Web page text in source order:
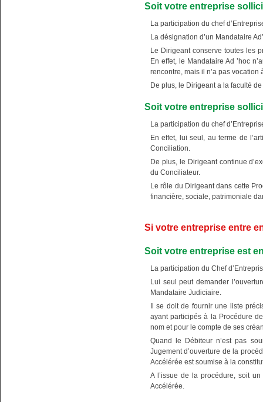
Soit votre entreprise
La participation du chef
La désignation d’un Mandataire
Le Dirigeant conserve toutes les
En effet, le Mandataire Ad ’hoc
rencontre, mais il n’a pas
De plus, le Dirigeant a la faculté
Soit votre entreprise
La participation du chef
En effet, lui seul, au terme de
Conciliation.
De plus, le Dirigeant continue
du Conciliateur.
Le rôle du Dirigeant dans cette
financière, sociale, patrimoniale
Si votre entreprise entre
Soit votre entreprise est
La participation du Chef
Lui seul peut demander
Mandataire Judiciaire.
Il se doit de fournir une liste
ayant participés à la Procédure
nom et pour le compte de ses
Quand le Débiteur n’est pas
Jugement d’ouverture de la
Accélérée est soumise à la
A l’issue de la procédure, soit
Accélérée.